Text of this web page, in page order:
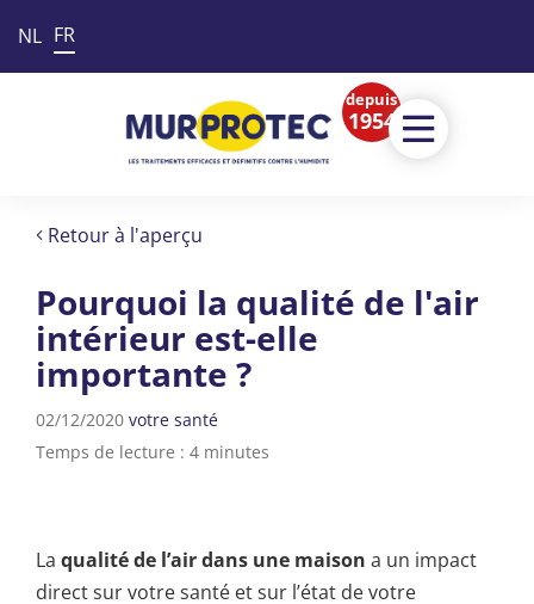
NL FR
depuis
1954
Retour à l'aperçu
Pourquoi la qualité de l'air
intérieur est-elle
importante ?
02/12/2020 votre santé
Temps de lecture : 4 minutes
La qualité de l’air dans une maison a un impact
direct sur votre santé et sur l’état de votre